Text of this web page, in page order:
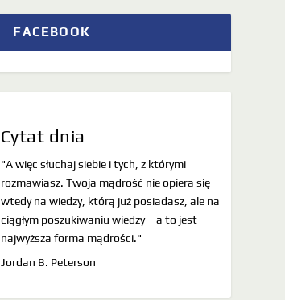
FACEBOOK
Cytat dnia
"A więc słuchaj siebie i tych, z którymi
rozmawiasz. Twoja mądrość nie opiera się
wtedy na wiedzy, którą już posiadasz, ale na
ciągłym poszukiwaniu wiedzy – a to jest
najwyższa forma mądrości."
Jordan B. Peterson